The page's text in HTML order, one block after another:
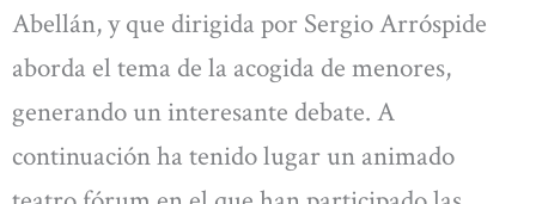
Abellán, y que dirigida por Sergio Arróspide
aborda el tema de la acogida de menores,
generando un interesante debate. A
continuación ha tenido lugar un animado